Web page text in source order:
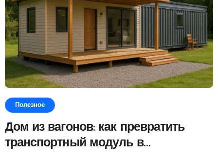
Полезное
Дом из вагонов: как превратить
транспортный модуль в